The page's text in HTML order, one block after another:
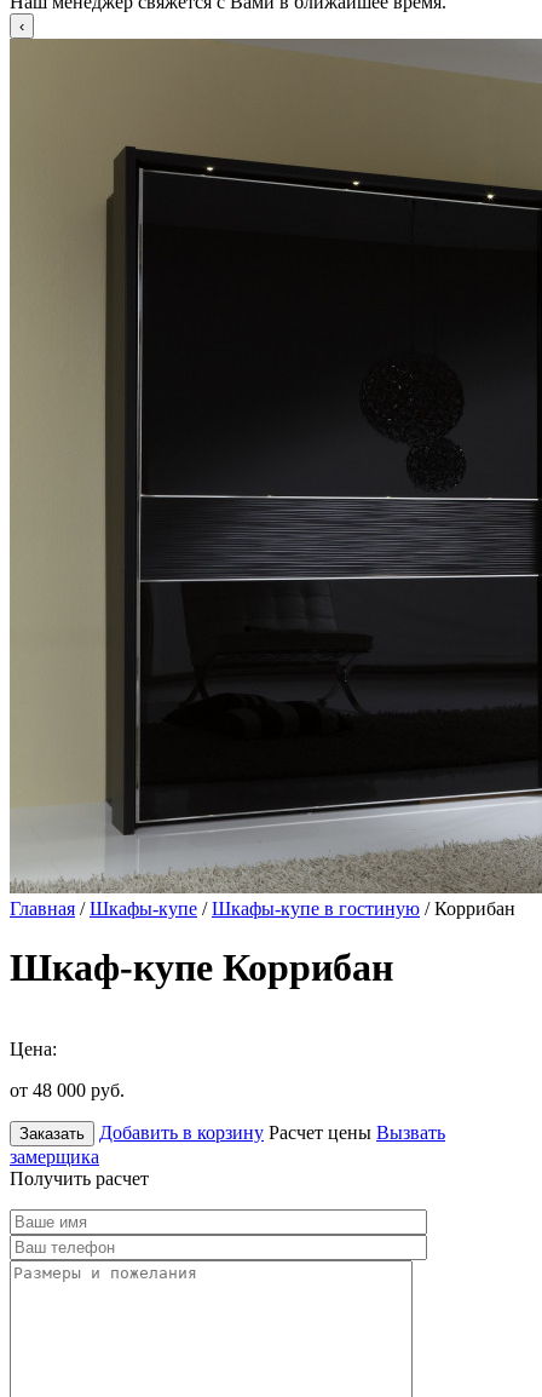
Главная /Шкафы-купе /Шкафы-купе в гостиную / Коррибан
Шкаф-купе Коррибан
Цена:
от 48 000 руб.
Заказать Добавить в корзину Расчет цены Вызвать
замерщика
Получить расчет